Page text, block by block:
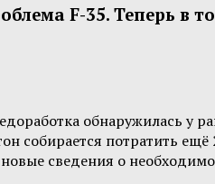
F-35. Теперь в
обнаружилась у
собирается потратить
сведения о